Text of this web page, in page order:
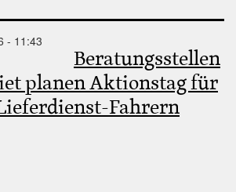
- 11:43
Beratungsstellen
planen Aktionstag für
Fahrern